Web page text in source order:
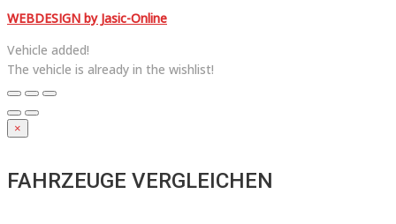
WEBDESIGN by Jasic-Online
Vehicle added!
The vehicle is already in the wishlist!
×
FAHRZEUGE VERGLEICHEN